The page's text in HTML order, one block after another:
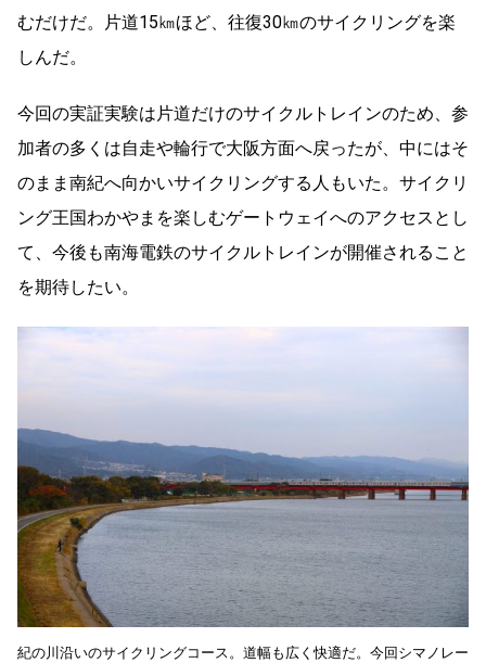
むだけだ。片道15㎞ほど、往復30㎞のサイクリングを楽
しんだ。
今回の実証実験は片道だけのサイクルトレインのため、参
加者の多くは自走や輪行で大阪方面へ戻ったが、中にはそ
のまま南紀へ向かいサイクリングする人もいた。サイクリ
ング王国わかやまを楽しむゲートウェイへのアクセスとし
て、今後も南海電鉄のサイクルトレインが開催されること
を期待したい。
紀の川沿いのサイクリングコース。道幅も広く快適だ。今回シマノレー